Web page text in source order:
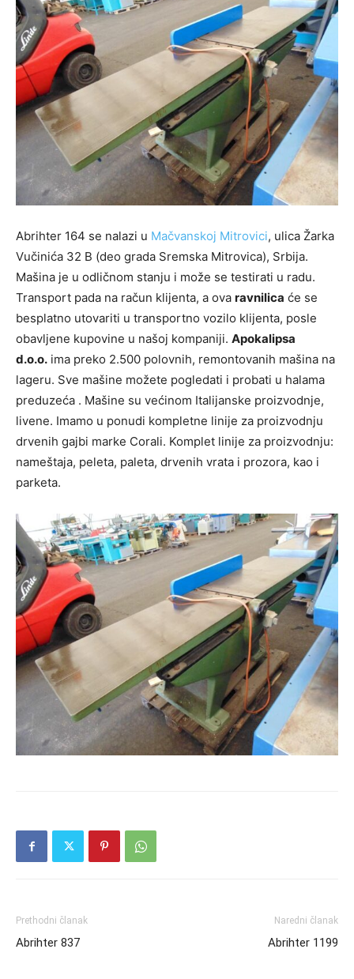
Abrihter 164 se nalazi u Mačvanskoj Mitrovici, ulica Žarka
Vučinića 32 B (deo grada Sremska Mitrovica), Srbija.
Mašina je u odličnom stanju i može se testirati u radu.
Transport pada na račun klijenta, a ova ravnilica će se
besplatno utovariti u transportno vozilo klijenta, posle
obavljene kupovine u našoj kompaniji. Apokalipsa
d.o.o. ima preko 2.500 polovnih, remontovanih mašina na
lageru. Sve mašine možete pogledati i probati u halama
preduzeća . Mašine su većinom Italijanske proizvodnje,
livene. Imamo u ponudi kompletne linije za proizvodnju
drvenih gajbi marke Corali. Komplet linije za proizvodnju:
nameštaja, peleta, paleta, drvenih vrata i prozora, kao i
parketa.
Prethodni članak
Abrihter 837
Naredni članak
Abrihter 1199